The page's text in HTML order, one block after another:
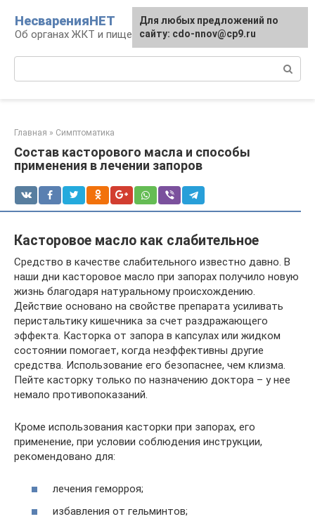
контенту
НесваренияНЕТ
Об органах ЖКТ и пищеварении
Главная » Симптоматика
Состав касторового масла и способы
применения в лечении запоров
Касторовое масло как слабительное
Средство в качестве слабительного известно давно. В
наши дни касторовое масло при запорах получило новую
жизнь благодаря натуральному происхождению.
Действие основано на свойстве препарата усиливать
перистальтику кишечника за счет раздражающего
эффекта. Касторка от запора в капсулах или жидком
состоянии помогает, когда неэффективны другие
средства. Использование его безопаснее, чем клизма.
Пейте касторку только по назначению доктора – у нее
немало противопоказаний.
Кроме использования касторки при запорах, его
применение, при условии соблюдения инструкции,
рекомендовано для:
лечения геморроя;
избавления от гельминтов;
Для любых предложений по
сайту: cdo-nnov@cp9.ru